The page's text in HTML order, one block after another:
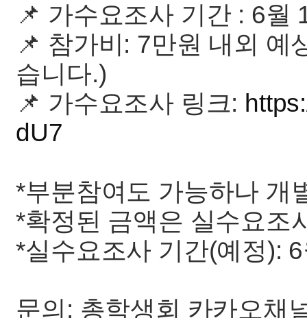
📌 가수요조사 기간 : 6월
📌 참가비: 7만원 내외 예
습니다.)
📌 가수요조사 링크:
dU7
*부분참여도 가능하나 개
*확정된 금액은 실수요조
*실수요조사 기간(예정):
문의: 총학생회 카카오채